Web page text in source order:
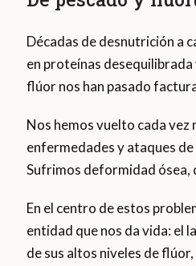
Décadas de desnutrición a
en proteínas desequilibrada
flúor nos han pasado
Nos hemos vuelto cada vez
enfermedades y ataques
Sufrimos deformidad ósea,
En el centro de estos
entidad que nos da vida: el
de sus altos niveles de